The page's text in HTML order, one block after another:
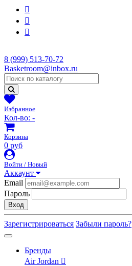
8 (999) 513-70-72
Basketroom@inbox.ru
Избранное
Кол-во: -
Корзина
0 руб
Войти / Новый
Аккаунт
Email
Пароль
Вход
Зарегистрироваться Забыли пароль?
Бренды
Air Jordan